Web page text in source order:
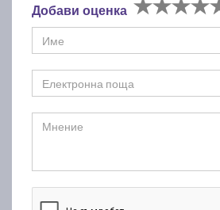
Добави оценка